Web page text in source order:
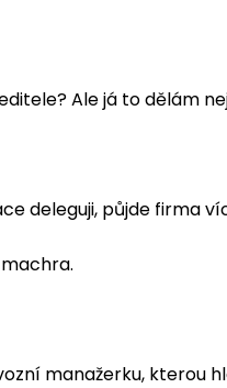
Ale já to dělám
deleguji, půjde firma
manažerku, kterou